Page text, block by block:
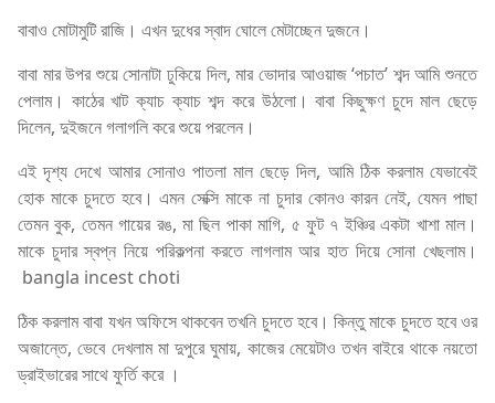
বাবাও মোটামুটি রাজি। এখন দুধের স্বাদ ঘোলে মেটাচ্ছেন দুজনে।
বাবা মার উপর শুয়ে সোনাটা ঢুকিয়ে দিল, মার ভোদার আওয়াজ ‘পচাত’ শব্দ আমি শুনতে
পেলাম। কাঠের খাট ক্যাচ ক্যাচ শব্দ করে উঠলো। বাবা কিছুক্ষণ চুদে মাল ছেড়ে
দিলেন, দুইজনে গলাগলি করে শুয়ে পরলেন।
এই দৃশ্য দেখে আমার সোনাও পাতলা মাল ছেড়ে দিল, আমি ঠিক করলাম যেভাবেই
হোক মাকে চুদতে হবে। এমন সেক্সি মাকে না চুদার কোনও কারন নেই, যেমন পাছা
তেমন বুক, তেমন গায়ের রঙ, মা ছিল পাকা মাগি, ৫ ফুট ৭ ইঞ্চির একটা খাশা মাল।
মাকে চুদার স্বপ্ন নিয়ে পরিকল্পনা করতে লাগলাম আর হাত দিয়ে সোনা খেছলাম।
bangla incest choti
ঠিক করলাম বাবা যখন অফিসে থাকবেন তখনি চুদতে হবে। কিন্তু মাকে চুদতে হবে ওর
অজান্তে, ভেবে দেখলাম মা দুপুরে ঘুমায়, কাজের মেয়েটাও তখন বাইরে থাকে নয়তো
ড্রাইভারের সাথে ফুর্তি করে ।